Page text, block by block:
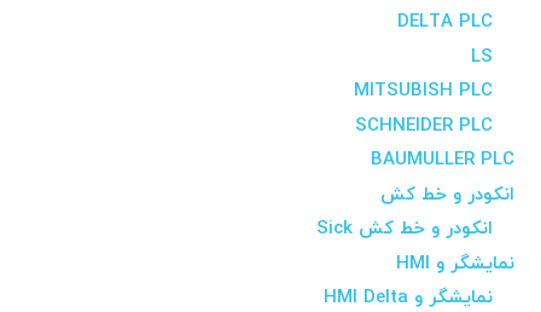
DELTA PLC
LS
MITSUBISH PLC
SCHNEIDER PLC
BAUMULLER PLC
انکودر و خط کش
انکودر و خط کش Sick
نمایشگر و HMI
نمایشگر و HMI Delta